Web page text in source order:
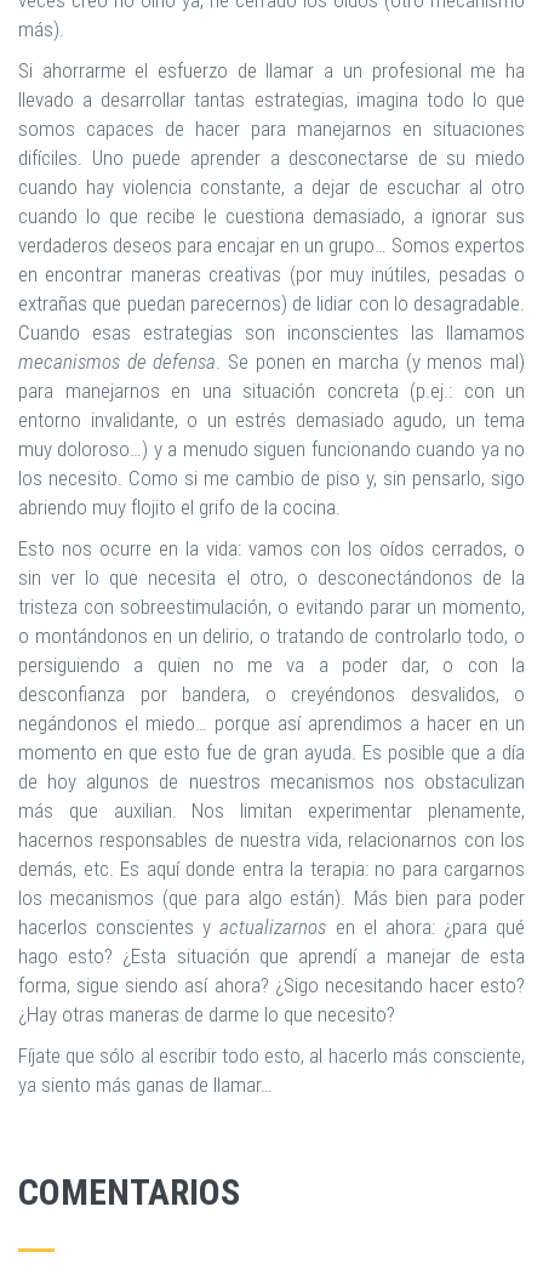
más).
Si ahorrarme el esfuerzo de llamar a un profesional me ha
llevado a desarrollar tantas estrategias, imagina todo lo que
somos capaces de hacer para manejarnos en situaciones
difíciles. Uno puede aprender a desconectarse de su miedo
cuando hay violencia constante, a dejar de escuchar al otro
cuando lo que recibe le cuestiona demasiado, a ignorar sus
verdaderos deseos para encajar en un grupo… Somos expertos
en encontrar maneras creativas (por muy inútiles, pesadas o
extrañas que puedan parecernos) de lidiar con lo desagradable.
Cuando esas estrategias son inconscientes las llamamos
mecanismos de defensa. Se ponen en marcha (y menos mal)
para manejarnos en una situación concreta (p.ej.: con un
entorno invalidante, o un estrés demasiado agudo, un tema
muy doloroso…) y a menudo siguen funcionando cuando ya no
los necesito. Como si me cambio de piso y, sin pensarlo, sigo
abriendo muy flojito el grifo de la cocina.
Esto nos ocurre en la vida: vamos con los oídos cerrados, o
sin ver lo que necesita el otro, o desconectándonos de la
tristeza con sobreestimulación, o evitando parar un momento,
o montándonos en un delirio, o tratando de controlarlo todo, o
persiguiendo a quien no me va a poder dar, o con la
desconfianza por bandera, o creyéndonos desvalidos, o
negándonos el miedo… porque así aprendimos a hacer en un
momento en que esto fue de gran ayuda. Es posible que a día
de hoy algunos de nuestros mecanismos nos obstaculizan
más que auxilian. Nos limitan experimentar plenamente,
hacernos responsables de nuestra vida, relacionarnos con los
demás, etc. Es aquí donde entra la terapia: no para cargarnos
los mecanismos (que para algo están). Más bien para poder
hacerlos conscientes yactualizarnos en el ahora: ¿para qué
hago esto? ¿Esta situación que aprendí a manejar de esta
forma, sigue siendo así ahora? ¿Sigo necesitando hacer esto?
¿Hay otras maneras de darme lo que necesito?
Fíjate que sólo al escribir todo esto, al hacerlo más consciente,
ya siento más ganas de llamar…
COMENTARIOS